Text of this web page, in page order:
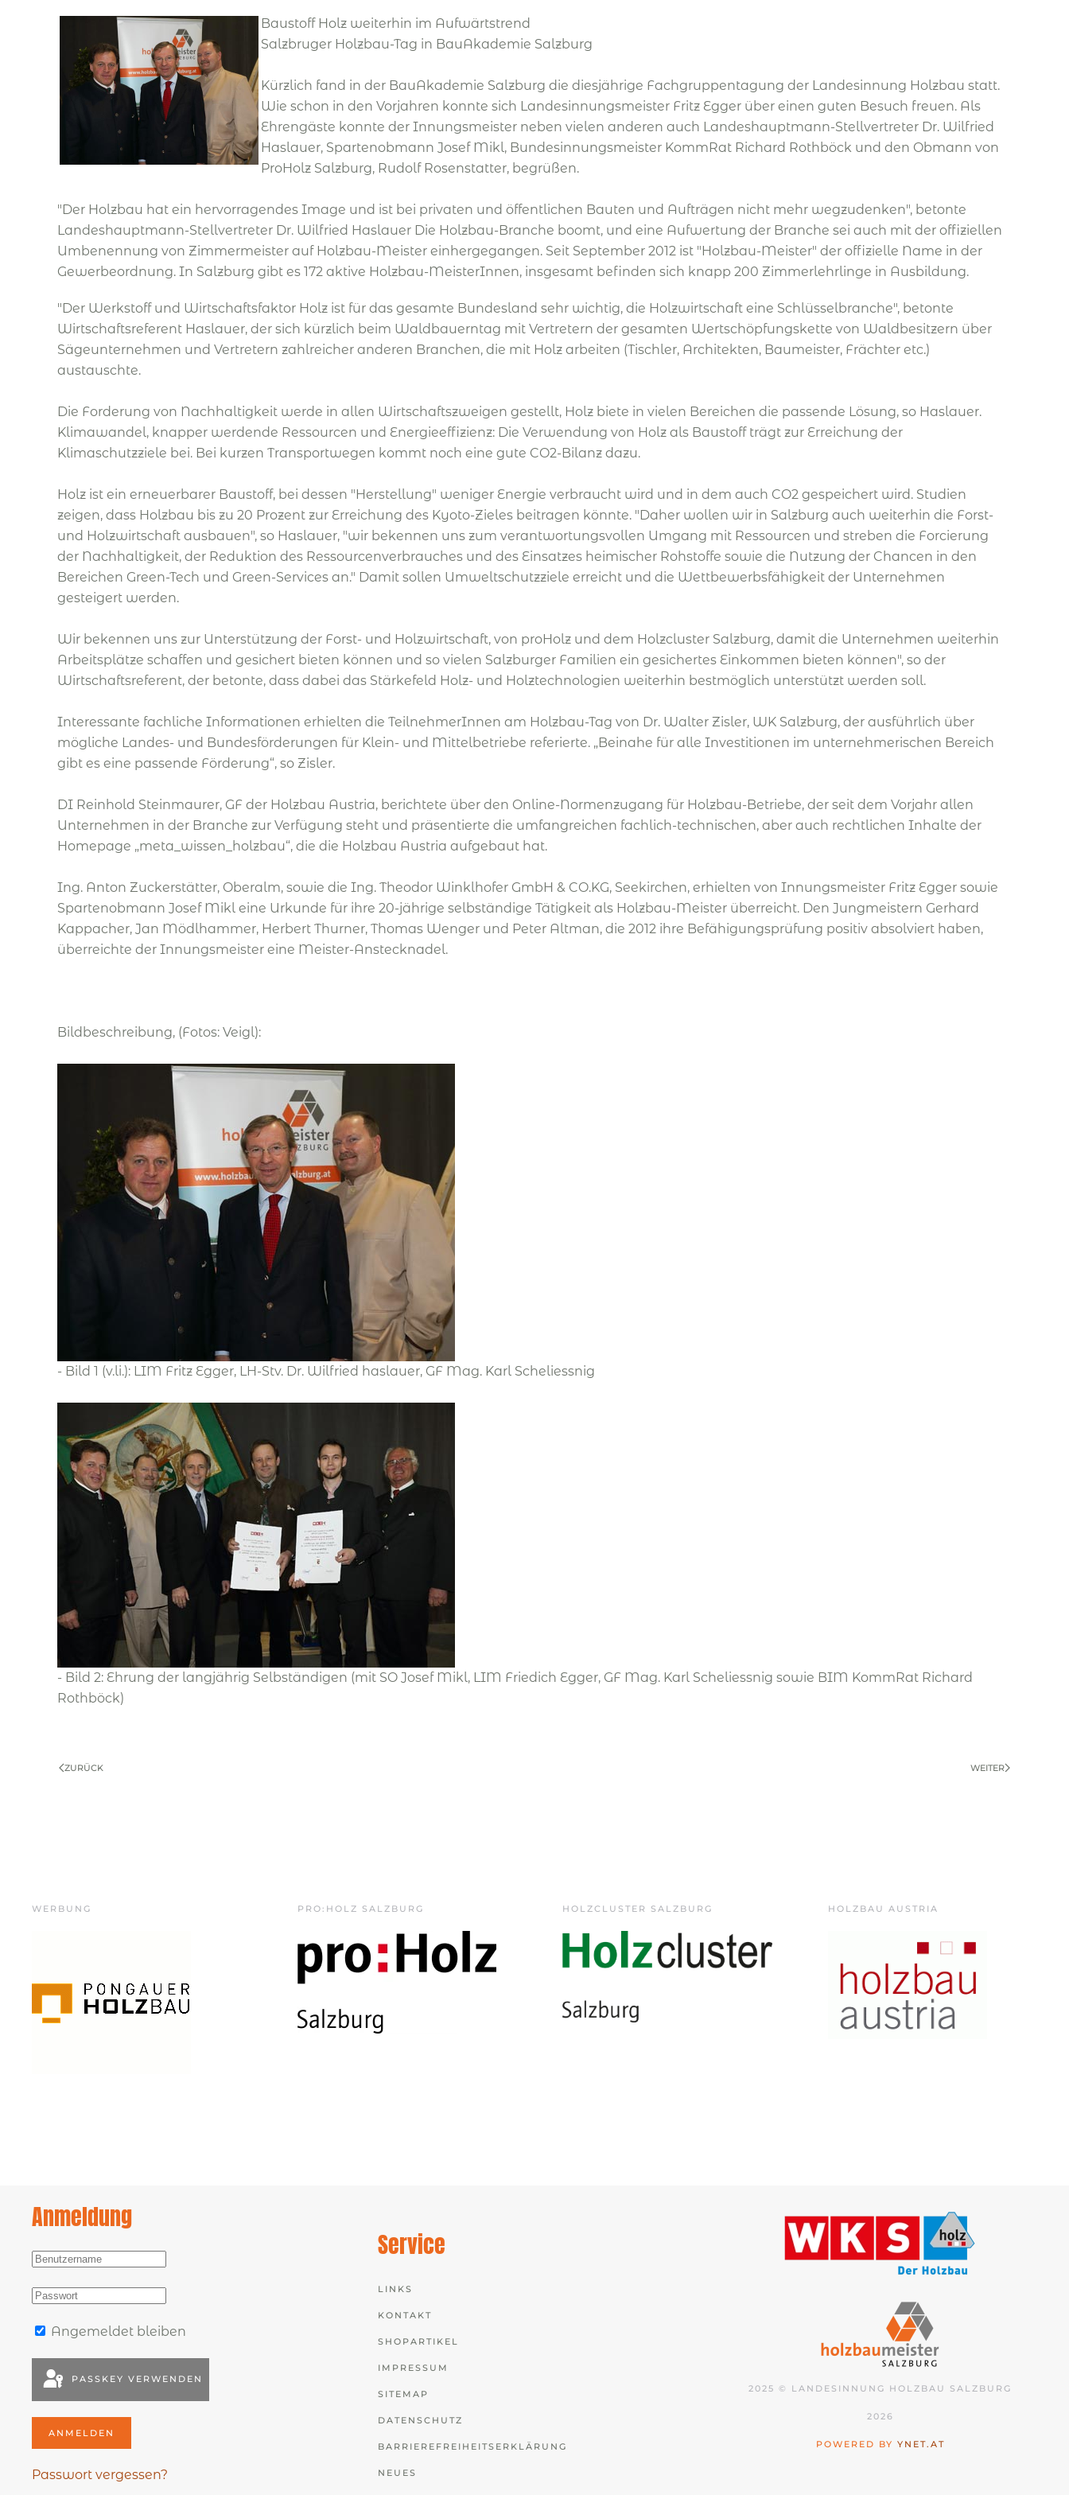
Baustoff Holz weiterhin im Aufwärtstrend
Salzbruger Holzbau-Tag in BauAkademie Salzburg
Kürzlich fand in der BauAkademie Salzburg die diesjährige Fachgruppentagung der Landesinnung Holzbau statt.
Wie schon in den Vorjahren konnte sich Landesinnungsmeister Fritz Egger über einen guten Besuch freuen. Als
Ehrengäste konnte der Innungsmeister neben vielen anderen auch Landeshauptmann-Stellvertreter Dr. Wilfried
Haslauer, Spartenobmann Josef Mikl, Bundesinnungsmeister KommRat Richard Rothböck und den Obmann von
ProHolz Salzburg, Rudolf Rosenstatter, begrüßen.
"Der Holzbau hat ein hervorragendes Image und ist bei privaten und öffentlichen Bauten und Aufträgen nicht mehr wegzudenken", betonte
Landeshauptmann-Stellvertreter Dr. Wilfried Haslauer Die Holzbau-Branche boomt, und eine Aufwertung der Branche sei auch mit der offiziellen
Umbenennung von Zimmermeister auf Holzbau-Meister einhergegangen. Seit September 2012 ist "Holzbau-Meister" der offizielle Name in der
Gewerbeordnung. In Salzburg gibt es 172 aktive Holzbau-MeisterInnen, insgesamt befinden sich knapp 200 Zimmerlehrlinge in Ausbildung.
"Der Werkstoff und Wirtschaftsfaktor Holz ist für das gesamte Bundesland sehr wichtig, die Holzwirtschaft eine Schlüsselbranche", betonte
Wirtschaftsreferent Haslauer, der sich kürzlich beim Waldbauerntag mit Vertretern der gesamten Wertschöpfungskette von Waldbesitzern über
Sägeunternehmen und Vertretern zahlreicher anderen Branchen, die mit Holz arbeiten (Tischler, Architekten, Baumeister, Frächter etc.)
austauschte.
Die Forderung von Nachhaltigkeit werde in allen Wirtschaftszweigen gestellt, Holz biete in vielen Bereichen die passende Lösung, so Haslauer.
Klimawandel, knapper werdende Ressourcen und Energieeffizienz: Die Verwendung von Holz als Baustoff trägt zur Erreichung der
Klimaschutzziele bei. Bei kurzen Transportwegen kommt noch eine gute CO2-Bilanz dazu.
Holz ist ein erneuerbarer Baustoff, bei dessen "Herstellung" weniger Energie verbraucht wird und in dem auch CO2 gespeichert wird. Studien
zeigen, dass Holzbau bis zu 20 Prozent zur Erreichung des Kyoto-Zieles beitragen könnte. "Daher wollen wir in Salzburg auch weiterhin die Forst-
und Holzwirtschaft ausbauen", so Haslauer, "wir bekennen uns zum verantwortungsvollen Umgang mit Ressourcen und streben die Forcierung
der Nachhaltigkeit, der Reduktion des Ressourcenverbrauches und des Einsatzes heimischer Rohstoffe sowie die Nutzung der Chancen in den
Bereichen Green-Tech und Green-Services an." Damit sollen Umweltschutzziele erreicht und die Wettbewerbsfähigkeit der Unternehmen
gesteigert werden.
Wir bekennen uns zur Unterstützung der Forst- und Holzwirtschaft, von proHolz und dem Holzcluster Salzburg, damit die Unternehmen weiterhin
Arbeitsplätze schaffen und gesichert bieten können und so vielen Salzburger Familien ein gesichertes Einkommen bieten können", so der
Wirtschaftsreferent, der betonte, dass dabei das Stärkefeld Holz- und Holztechnologien weiterhin bestmöglich unterstützt werden soll.
Interessante fachliche Informationen erhielten die TeilnehmerInnen am Holzbau-Tag von Dr. Walter Zisler, WK Salzburg, der ausführlich über
mögliche Landes- und Bundesförderungen für Klein- und Mittelbetriebe referierte. „Beinahe für alle Investitionen im unternehmerischen Bereich
gibt es eine passende Förderung“, so Zisler.
DI Reinhold Steinmaurer, GF der Holzbau Austria, berichtete über den Online-Normenzugang für Holzbau-Betriebe, der seit dem Vorjahr allen
Unternehmen in der Branche zur Verfügung steht und präsentierte die umfangreichen fachlich-technischen, aber auch rechtlichen Inhalte der
Homepage „meta_wissen_holzbau“, die die Holzbau Austria aufgebaut hat.
Ing. Anton Zuckerstätter, Oberalm, sowie die Ing. Theodor Winklhofer GmbH & CO.KG, Seekirchen, erhielten von Innungsmeister Fritz Egger sowie
Spartenobmann Josef Mikl eine Urkunde für ihre 20-jährige selbständige Tätigkeit als Holzbau-Meister überreicht. Den Jungmeistern Gerhard
Kappacher, Jan Mödlhammer, Herbert Thurner, Thomas Wenger und Peter Altman, die 2012 ihre Befähigungsprüfung positiv absolviert haben,
überreichte der Innungsmeister eine Meister-Anstecknadel.
Bildbeschreibung, (Fotos: Veigl):
- Bild 1 (v.li.): LIM Fritz Egger, LH-Stv. Dr. Wilfried haslauer, GF Mag. Karl Scheliessnig
- Bild 2: Ehrung der langjährig Selbständigen (mit SO Josef Mikl, LIM Friedich Egger, GF Mag. Karl Scheliessnig sowie BIM KommRat Richard
Rothböck)
ZURÜCK WEITER
WERBUNG PRO:HOLZ SALZBURG HOLZCLUSTER SALZBURG HOLZBAU AUSTRIA
Anmeldung
Angemeldet bleiben
PASSKEY VERWENDEN
ANMELDEN
Passwort vergessen?
Service
LINKS
KONTAKT
SHOPARTIKEL
IMPRESSUM
SITEMAP
DATENSCHUTZ
BARRIEREFREIHEITSERKLÄRUNG
NEUES
2025 © LANDESINNUNG HOLZBAU SALZBURG
2026
POWERED BY YNET.AT